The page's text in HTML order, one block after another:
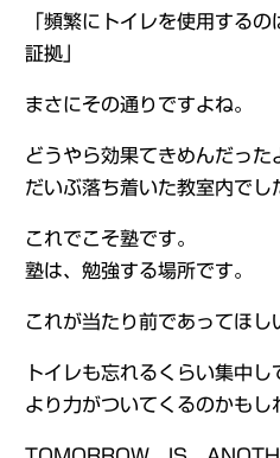
「頻繁にトイレを使用する
証拠」
まさにその通りですよね。
どうやら効果てきめんだった
だいぶ落ち着いた教室内でし
これでこそ塾です。
塾は、勉強する場所です。
これが当たり前であってほし
トイレも忘れるくらい集中し
より力がついてくるのかもし